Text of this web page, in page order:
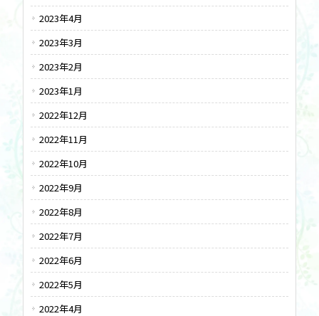
2023年4月
2023年3月
2023年2月
2023年1月
2022年12月
2022年11月
2022年10月
2022年9月
2022年8月
2022年7月
2022年6月
2022年5月
2022年4月